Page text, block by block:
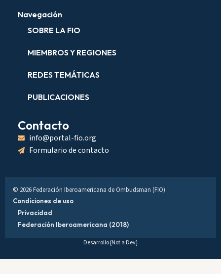
Navegación
SOBRE LA FIO
MIEMBROS Y REGIONES
REDES TEMÁTICAS
PUBLICACIONES
Contacto
info@portal-fio.org
Formulario de contacto
© 2026 Federación Iberoamericana de Ombudsman (FIO)
Condiciones de uso
Privacidad
Federación Iberoamericana (2018)
Desarrollo{Not a Dev}